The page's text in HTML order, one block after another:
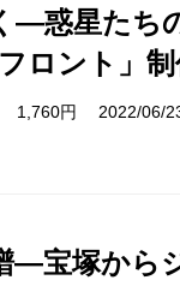
―惑星たち
ロント」
1,760円 2022/06/
―宝塚か